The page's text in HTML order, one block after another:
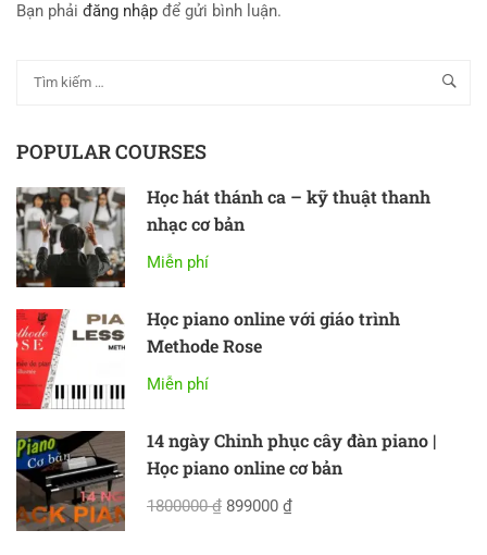
Bạn phải đăng nhập để gửi bình luận.
POPULAR COURSES
Học hát thánh ca – kỹ thuật thanh
nhạc cơ bản
Miễn phí
Học piano online với giáo trình
Methode Rose
Miễn phí
14 ngày Chinh phục cây đàn piano |
Học piano online cơ bản
1800000 ₫ 899000 ₫